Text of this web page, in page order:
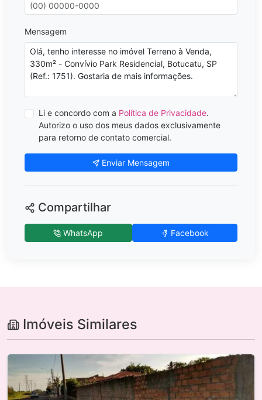
Mensagem
Li e concordo com a Política de Privacidade.
Autorizo o uso dos meus dados exclusivamente
para retorno de contato comercial.
Enviar Mensagem
Compartilhar
WhatsApp Facebook
Imóveis Similares